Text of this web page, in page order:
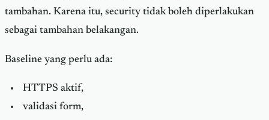
tambahan. Karena itu, security tidak boleh diperlakukan
sebagai tambahan belakangan.
Baseline yang perlu ada:
HTTPS aktif,
validasi form,